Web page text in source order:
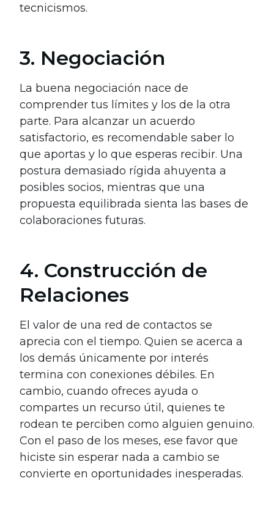
tecnicismos.
3. Negociación
La buena negociación nace de
comprender tus límites y los de la otra
parte. Para alcanzar un acuerdo
satisfactorio, es recomendable saber lo
que aportas y lo que esperas recibir. Una
postura demasiado rígida ahuyenta a
posibles socios, mientras que una
propuesta equilibrada sienta las bases de
colaboraciones futuras.
4. Construcción de
Relaciones
El valor de una red de contactos se
aprecia con el tiempo. Quien se acerca a
los demás únicamente por interés
termina con conexiones débiles. En
cambio, cuando ofreces ayuda o
compartes un recurso útil, quienes te
rodean te perciben como alguien genuino.
Con el paso de los meses, ese favor que
hiciste sin esperar nada a cambio se
convierte en oportunidades inesperadas.